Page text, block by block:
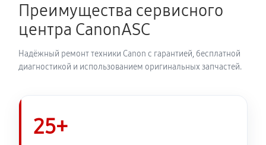
4050 руб 60 минут
PRO-6100
Преимущества сервисного
центра CanonASC
Надёжный ремонт техники Canon с гарантией, бесплатной
диагностикой и использованием оригинальных запчастей.
25+